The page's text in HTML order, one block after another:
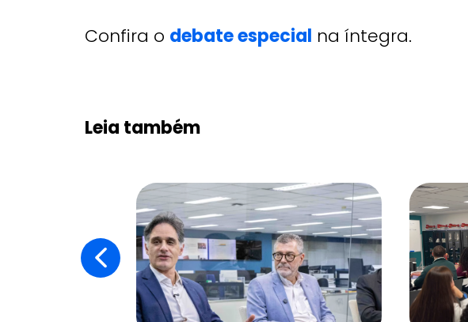
Confira o debate especial na íntegra.
Leia também